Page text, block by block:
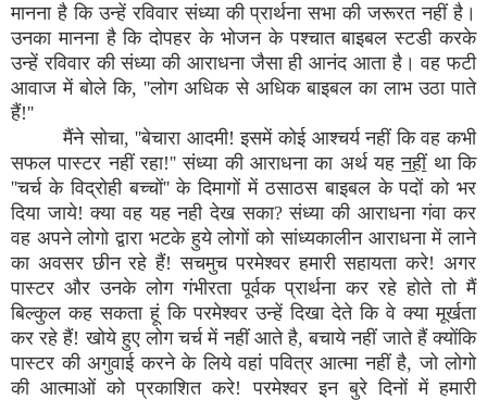
मानना है कि उन्हें रविवार संध्या की प्रार्थना सभा की जरूरत नहीं है।
उनका मानना है कि दोपहर के भोजन के पश्चात बाइबल स्टडी करके
उन्हें रविवार की संध्या की आराधना जैसा ही आनंद आता है। वह फटी
आवाज में बोले कि, ''लोग अधिक से अधिक बाइबल का लाभ उठा पाते
हैं!''
मैंने सोचा, ''बेचारा आदमी! इसमें कोई आश्चर्य नहीं कि वह कभी
सफल पास्टर नहीं रहा!'' संध्या की आराधना का अर्थ यहनहींथा कि
''चर्च के विद्रोही बच्चों'' के दिमागों में ठसाठस बाइबल के पदों को भर
दिया जाये! क्या वह यह नही देख सका? संध्या की आराधना गंवा कर
वह अपने लोगो द्वारा भटके हुये लोगों को सांध्यकालीन आराधना में लाने
का अवसर छीन रहे हैं! सचमुच परमेश्वर हमारी सहायता करे! अगर
पास्टर और उनके लोग गंभीरता पूर्वक प्रार्थना कर रहे होते तो मैं
बिल्कुल कह सकता हूं कि परमेश्वर उन्हें दिखा देते कि वे क्या मूर्खता
कर रहे हैं! खोये हुए लोग चर्च में नहीं आते है, बचाये नहीं जाते हैं क्योंकि
पास्टर की अगुवाई करने के लिये वहां पवित्र आत्मा नहीं है, जो लोगो
की आत्माओं को प्रकाशित करे! परमेश्वर इन बुरे दिनों में हमारी